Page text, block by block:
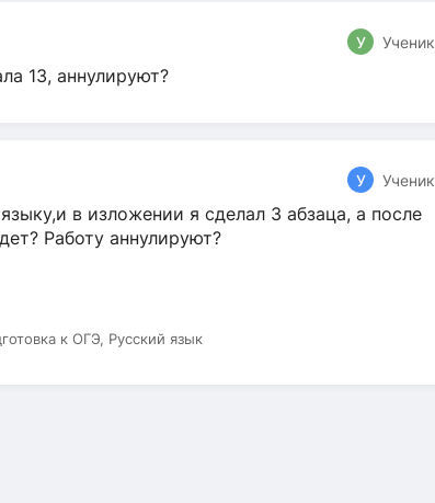
У Ученик
13, аннулируют?
У Ученик
в изложении я сделал 3 абзаца, а после
Работу аннулируют?
к ОГЭ, Русский язык